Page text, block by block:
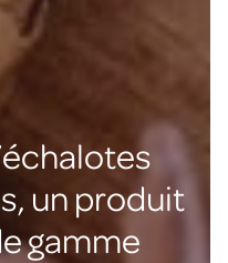
un produit
gamme